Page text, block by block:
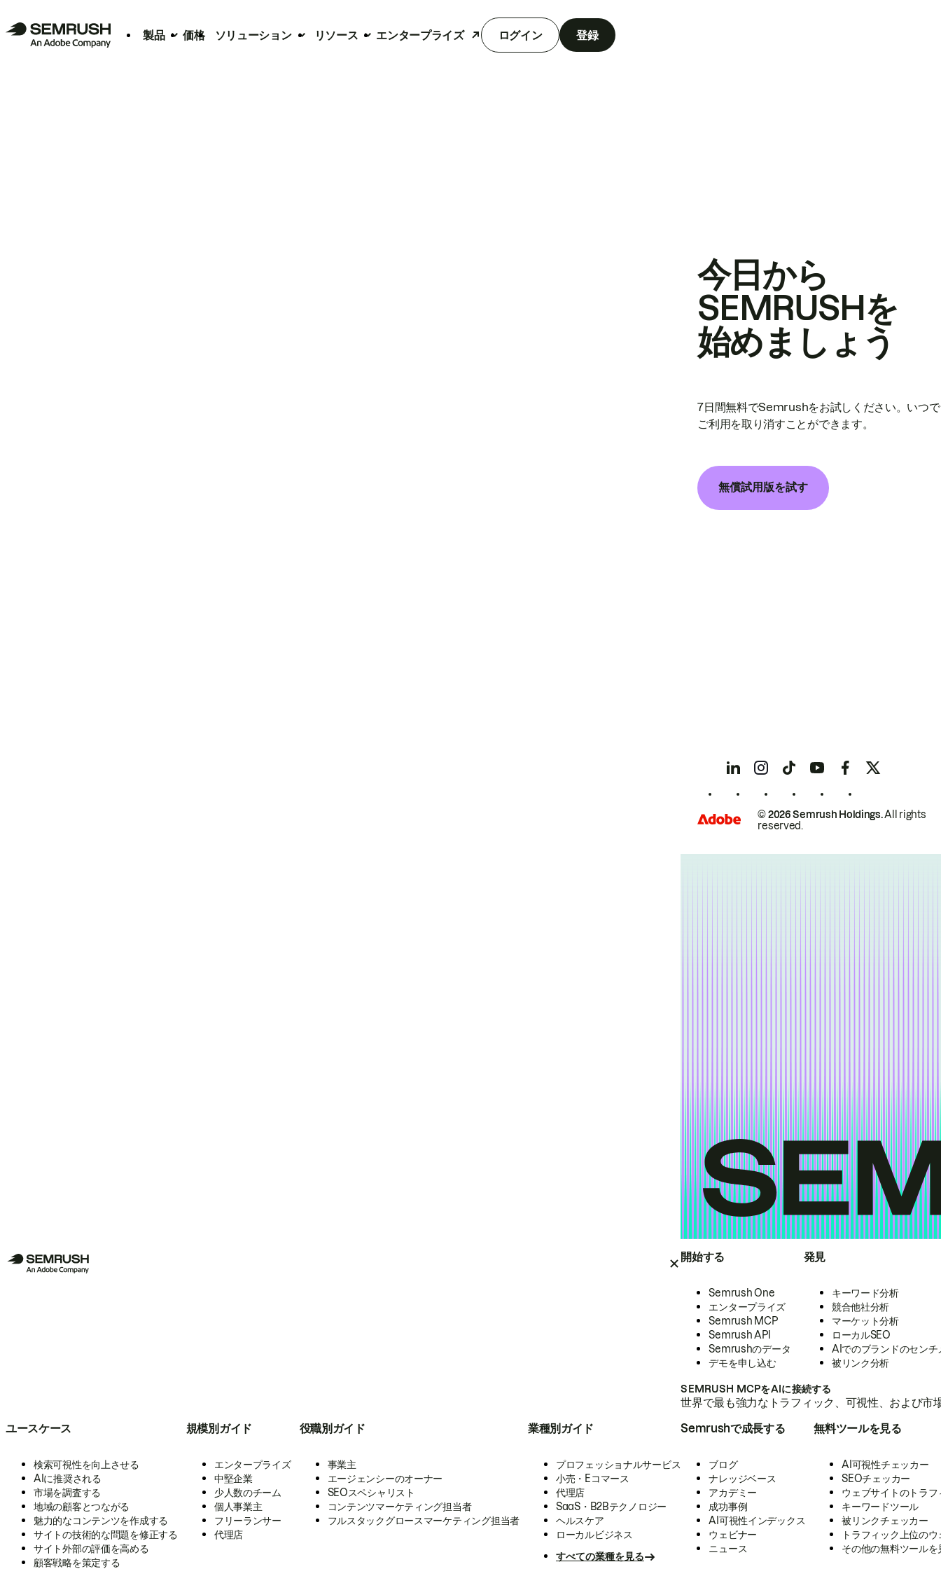
製品 価格 ソリューション リソース エンタープライズ ログイン 登録
開始する
Semrush One
エンタープライズ
Semrush MCP
Semrush API
Semrushのデータ
デモを申し込む
発見
キーワード分析
競合他社分析
マーケット分析
ローカルSEO
AIでのブランドのセンチ
被リンク分析
SEMRUSH MCPをAIに接続する
世界で最も強力なトラフィック、可視性、および
ユースケース
検索可視性を向上させる
AIに推奨される
市場を調査する
地域の顧客とつながる
魅力的なコンテンツを作成する
サイトの技術的な問題を修正する
サイト外部の評価を高める
顧客戦略を策定する
規模別ガイド
エンタープライズ
中堅企業
少人数のチーム
個人事業主
フリーランサー
代理店
役職別ガイド
事業主
エージェンシーのオーナー
SEOスペシャリスト
コンテンツマーケティング担当者
フルスタックグロースマーケティング担当者
業種別ガイド
プロフェッショナルサービス
小売・Eコマース
代理店
SaaS・B2Bテクノロジー
ヘルスケア
ローカルビジネス
すべての業種を見る
Semrushで成長する
ブログ
ナレッジベース
アカデミー
成功事例
AI可視性インデックス
ウェビナー
ニュース
無料ツールを見る
AI可視性チェッカー
SEOチェッカー
ウェブサイトのトラ
キーワードツール
被リンクチェッカー
トラフィック上位の
その他の無料ツールを
今日から
SEMRUSHを
始めましょう
7日間無料でSemrushをお試しください。いつ
ご利用を取り消すことができます。
無償試用版を試す
© 2026 Semrush Holdings.All rights
reserved.